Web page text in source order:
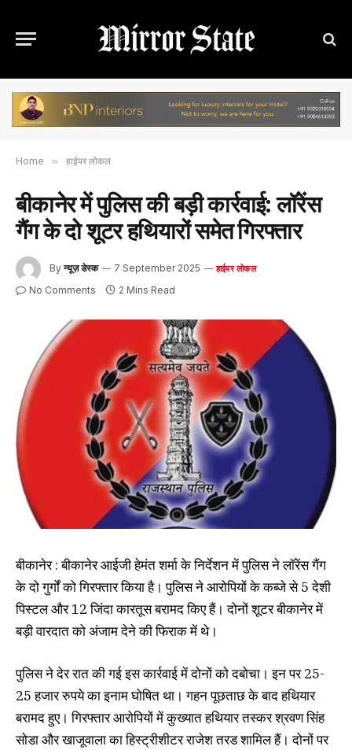
Home » हाईपर लोकल
बीकानेर में पुलिस की बड़ी कार्रवाई: लॉरेंस
गैंग के दो शूटर हथियारों समेत गिरफ्तार
By न्यूज़ डेस्क 7 September 2025 हाईपर लोकल
No Comments 2 Mins Read
बीकानेर : बीकानेर आईजी हेमंत शर्मा के निर्देशन में पुलिस ने लॉरेंस गैंग
के दो गुर्गों को गिरफ्तार किया है। पुलिस ने आरोपियों के कब्जे से 5 देशी
पिस्टल और 12 जिंदा कारतूस बरामद किए हैं। दोनों शूटर बीकानेर में
बड़ी वारदात को अंजाम देने की फिराक में थे।
पुलिस ने देर रात की गई इस कार्रवाई में दोनों को दबोचा। इन पर 25-
25 हजार रुपये का इनाम घोषित था। गहन पूछताछ के बाद हथियार
बरामद हुए। गिरफ्तार आरोपियों में कुख्यात हथियार तस्कर श्रवण सिंह
सोडा और खाजूवाला का हिस्ट्रीशीटर राजेश तरड शामिल हैं। दोनों पर